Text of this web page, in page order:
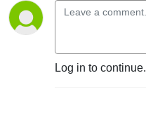
Log in to continue.